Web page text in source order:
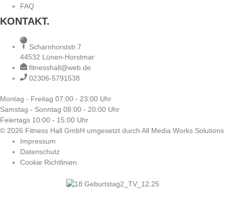
FAQ
KONTAKT.
Scharnhorststr.7
44532 Lünen-Horstmar
fitnesshall@web.de
02306-5791538
Montag - Freitag 07:00 - 23:00 Uhr
Samstag - Sonntag 08:00 - 20:00 Uhr
Feiertags 10:00 - 15:00 Uhr
© 2026 Fitness Hall GmbH umgesetzt durch All Media Works Solutions
Impressum
Datenschutz
Cookie Richtlinien